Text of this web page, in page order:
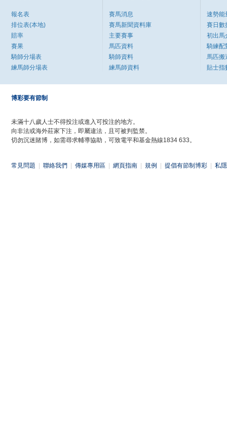
報名表
排位表(本地)
賠率
賽果
騎師分場表
練馬師分場表
賽馬消息
賽馬新聞資料庫
主要賽事
馬匹資料
騎師資料
練馬師資料
速勢能
賽日數
初出馬
騎練配
馬匹搬
貼士指
博彩要有節制
未滿十八歲人士不得投注或進入可投注的地方。
向非法或海外莊家下注，即屬違法，且可被判監禁。
切勿沉迷賭博，如需尋求輔導協助，可致電平和基金熱線1834 633。
常見問題 聯絡我們 傳媒專用區 網頁指南 規例 提倡有節制博彩 私